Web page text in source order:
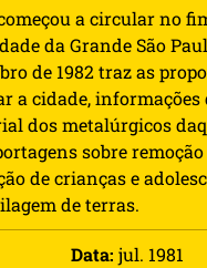
a circular no
da Grande São
de 1982 traz as
a cidade, informações
dos metalúrgicos
sobre remoção
de crianças e
de terras.
Data: jul. 1981